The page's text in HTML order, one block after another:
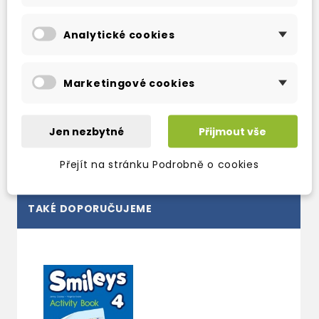
around them
reading for pleasure as well as teach values
the perfect combination of print and digital
TAKÉ DOPORUČUJEME
Analytické cookies
Marketingové cookies
Jen nezbytné Přijmout vše
Přejít na stránku Podrobně o cookies